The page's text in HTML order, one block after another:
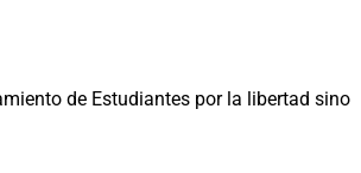
de Estudiantes por la libertad sino